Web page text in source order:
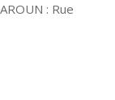
: Rue